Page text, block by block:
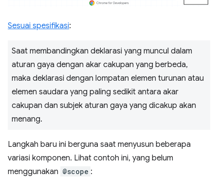
Sesuai spesifikasi:
Saat membandingkan deklarasi yang muncul dalam
aturan gaya dengan akar cakupan yang berbeda,
maka deklarasi dengan lompatan elemen turunan atau
elemen saudara yang paling sedikit antara akar
cakupan dan subjek aturan gaya yang dicakup akan
menang.
Langkah baru ini berguna saat menyusun beberapa
variasi komponen. Lihat contoh ini, yang belum
menggunakan @scope :